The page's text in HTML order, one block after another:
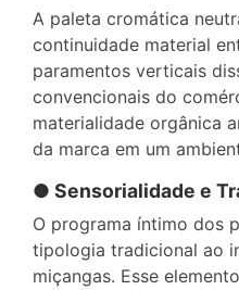
A paleta cromática
continuidade material
paramentos verticais
convencionais do
materialidade orgânica
da marca em um
● Sensorialidade e
O programa íntimo dos
tipologia tradicional ao
miçangas. Esse